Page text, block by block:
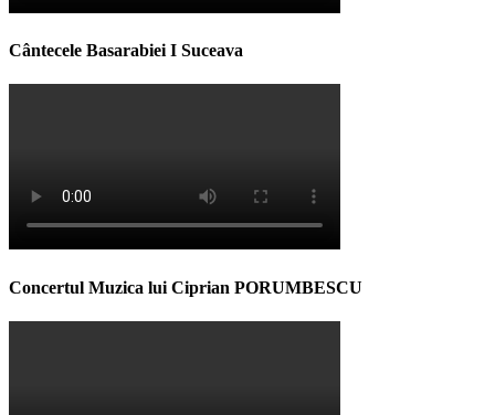
Cântecele Basarabiei I Suceava
Concertul Muzica lui Ciprian PORUMBESCU